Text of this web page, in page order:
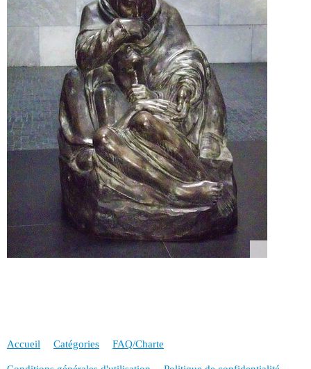
Accueil Catégories FAQ/Charte